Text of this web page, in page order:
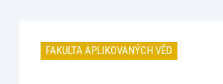
FAKULTA APLIKOVANÝCH VĚD